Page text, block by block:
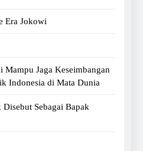
Era Jokowi
Mampu Jaga Keseimbangan
Indonesia di Mata Dunia
Sebagai Bapak